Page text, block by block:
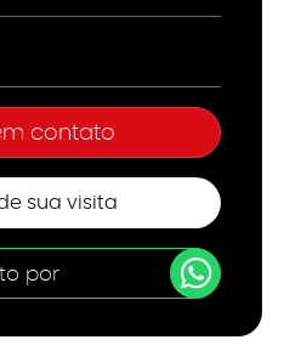
sua visita
por